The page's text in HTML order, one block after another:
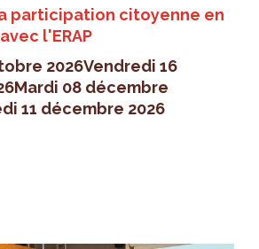
participation citoyenne en
l'ERAP
2026Vendredi 16
Mardi 08 décembre
11 décembre 2026